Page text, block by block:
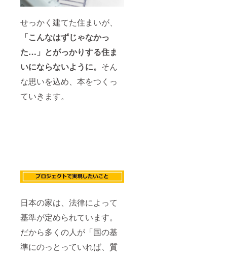
せっかく建てた住まいが、
「こんなはずじゃなかっ
た…」とがっかりする住ま
いにならないように。 そん
な思いを込め、本をつくっ
ていきます。
日本の家は、法律によって
基準が定められています。
だから多くの人が「国の基
準にのっとっていれば、質